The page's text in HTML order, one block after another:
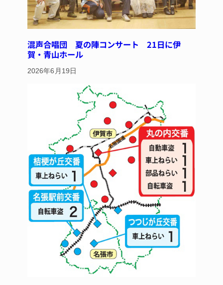
混声合唱団 夏の陣コンサート 21日に伊
賀・青山ホール
2026年6月19日